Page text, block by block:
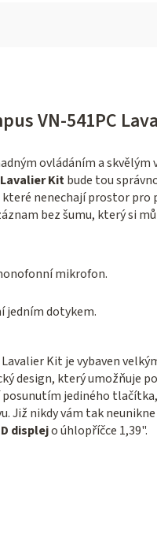
VN-541PC
ovládáním a
Kitbude tou
nenechají prostor pro
bez šumu, který si
mikrofon.
jedním dotykem.
Kit je vybaven
design, který umožňuje
jediného
Již nikdy vám tak
displejo úhlopříčce 1,39".